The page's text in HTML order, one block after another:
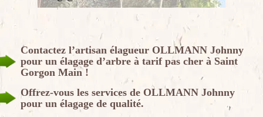
Contactez l’artisan élagueur OLLMANN Johnny
pour un élagage d’arbre à tarif pas cher à Saint
Gorgon Main !
Offrez-vous les services de OLLMANN Johnny
pour un élagage de qualité.